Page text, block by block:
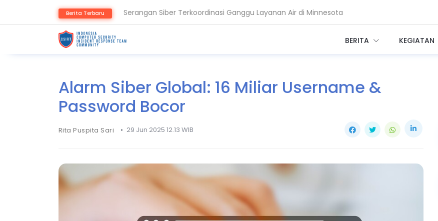
Berita Terbaru Serangan Siber Terkoordinasi Ganggu Layanan Air di Minnesota
Ransomware Meningkat, Pakar Telkom Minta Zero Trust DiperkuatBERITA KEGIATAN
Alarm Siber Global: 16 Miliar Username &
Password Bocor
Rita Puspita Sari • 29 Jun 2025 12.13 WIB